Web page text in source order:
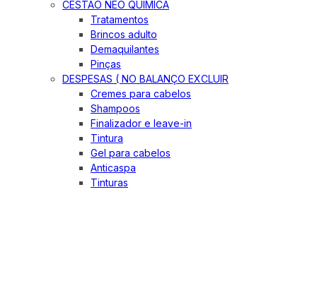
CESTÃO NEO QUIMICA
Tratamentos
Brincos adulto
Demaquilantes
Pinças
DESPESAS ( NO BALANÇO EXCLUIR
Cremes para cabelos
Shampoos
Finalizador e leave-in
Tintura
Gel para cabelos
Anticaspa
Tinturas